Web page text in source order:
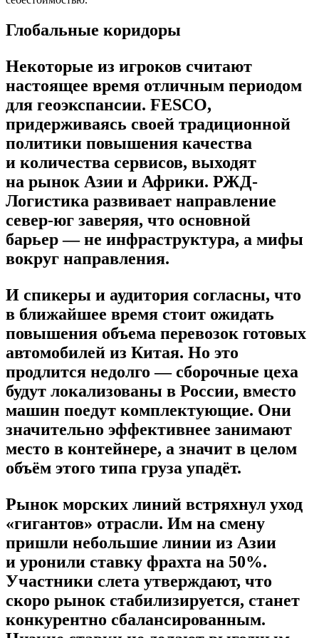
Глобальные коридоры
Некоторые из игроков считают
настоящее время отличным периодом
для геоэкспансии. FESCO,
придерживаясь своей традиционной
политики повышения качества
и количества сервисов, выходят
на рынок Азии и Африки. РЖД-
Логистика развивает направление
север-юг заверяя, что основной
барьер — не инфраструктура, а мифы
вокруг направления.
И спикеры и аудитория согласны, что
в ближайшее время стоит ожидать
повышения объема перевозок готовых
автомобилей из Китая. Но это
продлится недолго — сборочные цеха
будут локализованы в России, вместо
машин поедут комплектующие. Они
значительно эффективнее занимают
место в контейнере, а значит в целом
объём этого типа груза упадёт.
Рынок морских линий встряхнул уход
«гигантов» отрасли. Им на смену
пришли небольшие линии из Азии
и уронили ставку фрахта на 50%.
Участники слета утверждают, что
скоро рынок стабилизируется, станет
конкурентно сбалансированным.